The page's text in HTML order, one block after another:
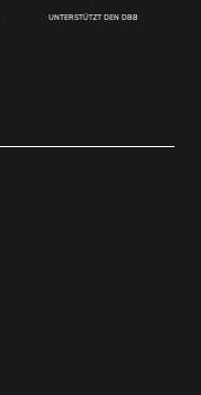
UNTERSTÜTZT DEN DBB